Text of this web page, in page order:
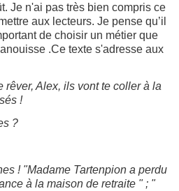
Je n'ai pas très bien compris ce
aux lecteurs. Je pense qu’il
de choisir un métier que
.Ce texte s'adresse aux
rêver, Alex, ils vont te coller à la
!
?
! "Madame Tartenpion a perdu
à la maison de retraite " ; "